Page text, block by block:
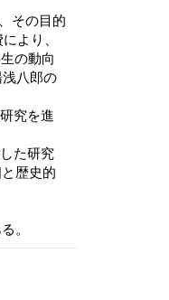
その目的
より、
の動向
八郎の
究を進
た研究
歴史的
。